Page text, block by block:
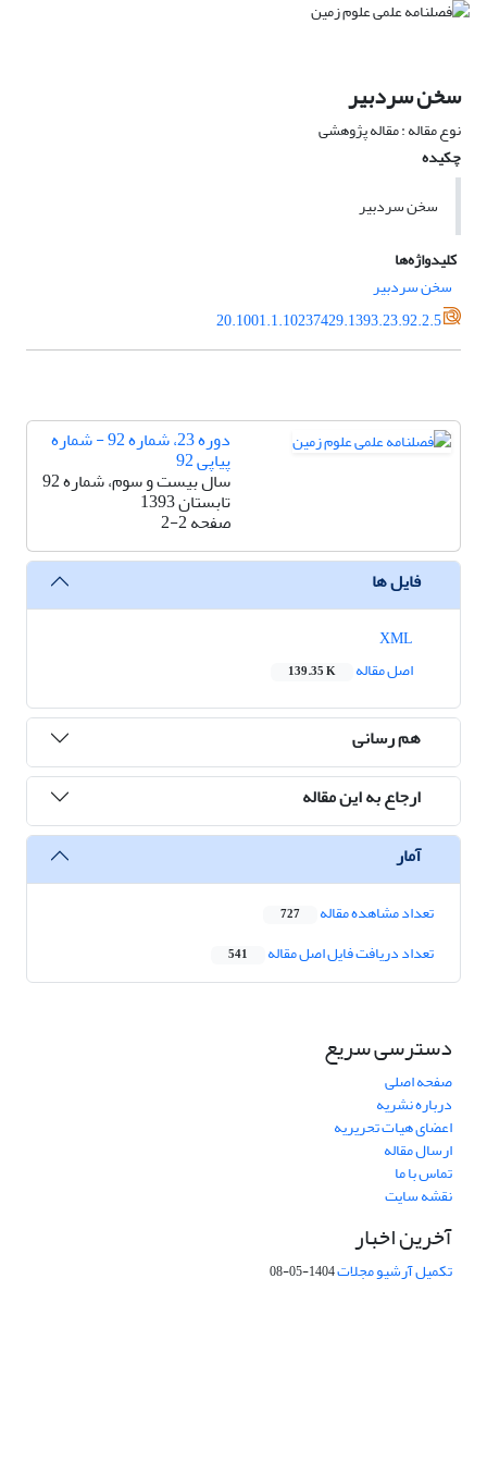
سخن سردبیر
نوع مقاله : مقاله پژوهشی
چکیده
سخن سردبیر
کلیدواژه‌ها
سخن سردبیر
20.1001.1.10237429.1393.23.92.2.5
دوره 23، شماره 92 - شماره
پیاپی 92
سال بیست و سوم، شماره 92
تابستان 1393
صفحه2-2
فایل ها
اصل مقاله
139.35 K
هم رسانی
ارجاع به این مقاله
آمار
تعداد مشاهده مقاله 727
تعداد دریافت فایل اصل مقاله 541
دسترسی سریع
صفحه اصلی
درباره نشریه
اعضای هیات تحریریه
ارسال مقاله
تماس با ما
نقشه سایت
آخرین اخبار
تکمیل آرشیو مجلات1404-05-08